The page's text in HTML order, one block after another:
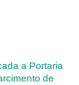
a Portaria
de